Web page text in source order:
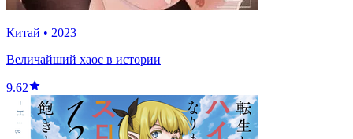
Китай • 2023
Величайший хаос в истории
9.62